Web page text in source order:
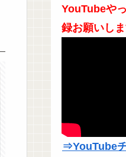
YouTubeや
録お願いしま
⇒YouTube